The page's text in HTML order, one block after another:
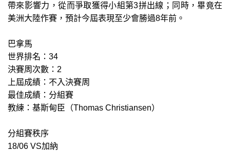
帶來影響力，從而爭取獲得小組第3拼出線；同時，畢竟在
美洲大陸作賽，預計今屆表現至少會勝過8年前。
巴拿馬
世界排名：34
決賽周次數：2
上屆成績：不入決賽周
最佳成績：分組賽
教練：基斯甸臣（Thomas Christiansen）
分組賽秩序
18/06 VS加納